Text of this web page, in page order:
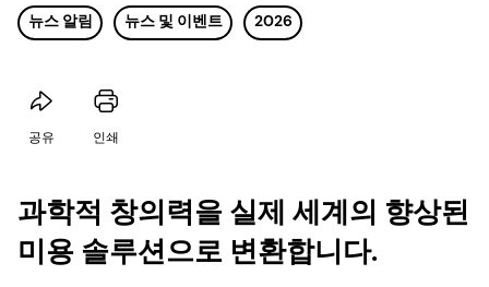
뉴스 알림 뉴스 및 이벤트 2026
공유 인쇄
과학적 창의력을 실제 세계의 향상된
미용 솔루션으로 변환합니다.